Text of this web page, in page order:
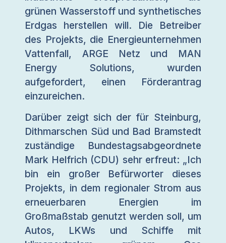
grünen Wasserstoff und synthetisches
Erdgas herstellen will. Die Betreiber
des Projekts, die Energieunternehmen
Vattenfall, ARGE Netz und MAN
Energy Solutions, wurden
aufgefordert, einen Förderantrag
einzureichen.
Darüber zeigt sich der für Steinburg,
Dithmarschen Süd und Bad Bramstedt
zuständige Bundestagsabgeordnete
Mark Helfrich (CDU) sehr erfreut: „Ich
bin ein großer Befürworter dieses
Projekts, in dem regionaler Strom aus
erneuerbaren Energien im
Großmaßstab genutzt werden soll, um
Autos, LKWs und Schiffe mit